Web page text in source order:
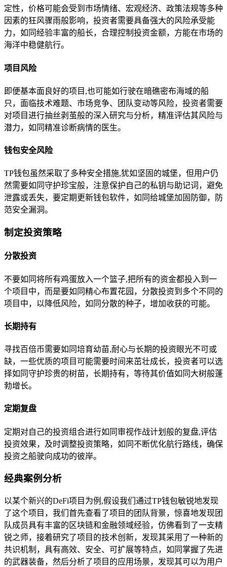
定性，价格可能会受到市场情绪、宏观经济、政策法规等多种
因素的狂风骤雨般影响，投资者需要具备强大的风险承受能
力，如同经验丰富的船长，合理控制投资金额，方能在市场的
海洋中稳健航行。
项目风险
即便基本面良好的项目,也可能如行驶在暗礁密布海域的船
只，面临技术难题、市场竞争、团队变动等风险，投资者需要
对项目进行抽丝剥茧般的深入研究与分析，精准评估其风险与
潜力，如同精准诊断病情的医生。
钱包安全风险
TP钱包虽然采取了多种安全措施,犹如坚固的城堡，但用户仍
然需要如同守护珍宝般，注意保护自己的私钥与助记词，避免
泄露或丢失，要定期更新钱包软件，如同给城堡加固防御，防
范安全漏洞。
制定投资策略
分散投资
不要如同将所有鸡蛋放入一个篮子,把所有的资金都投入到一
个项目中，而是要如同精心布置花园，分散投资到多个不同的
项目中，以降低风险，如同分散的种子，增加收获的可能。
长期持有
寻找百倍币需要如同培育幼苗,耐心与长期的投资眼光不可或
缺，一些优质的项目可能需要时间来茁壮成长，投资者可以选
择如同守护珍贵的树苗，长期持有，等待其价值如同大树般蓬
勃增长。
定期复盘
定期对自己的投资组合进行如同审视作战计划般的复盘,评估
投资效果，及时调整投资策略，如同不断优化航行路线，确保
投资之船驶向成功的彼岸。
经典案例分析
以某个新兴的DeFi项目为例,假设我们通过TP钱包敏锐地发现
了这个项目，我们首先查看了项目的团队背景，惊喜地发现团
队成员具有丰富的区块链和金融领域经验，仿佛看到了一支精
锐之师，接着研究了项目的技术创新，发现其采用了一种新的
共识机制，具有高效、安全、可扩展等特点，如同掌握了先进
的武器装备，然后分析了项目的应用场景，发现其可以为用户